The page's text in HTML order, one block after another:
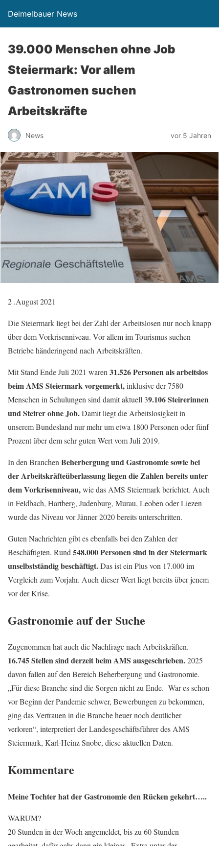
Deimelbauer News
39.000 Menschen ohne Job
Steiermark: Vor allem
Gastronomen suchen
Arbeitskräfte
News vor 5 Jahren
2 .August 2021
Die Steiermark liegt bei der Zahl der Arbeitslosen nur noch knapp
über dem Vorkrisenniveau. Vor allem im Tourismus suchen
Betriebe händeringend nach Arbeitskräften.
Mit Stand Ende Juli 2021 waren 31.526 Personen als arbeitslos
beim AMS Steiermark vorgemerkt,inklusive der 7580
Menschen in Schulungen sind damit aktuell 39.106 Steirerinnen
und Steirer ohne Job.Damit liegt die Arbeitslosigkeit in
unserem Bundesland nur mehr um etwa 1800 Personen oder fünf
Prozent über dem sehr guten Wert vom Juli 2019.
In den Branchen Beherbergung und Gastronomie sowie bei
der Arbeitskräfteüberlassung liegen die Zahlen bereits unter
dem Vorkrisenniveau,wie das AMS Steiermark berichtet. Auch
in Feldbach, Hartberg, Judenburg, Murau, Leoben oder Liezen
wurde das Niveau vor Jänner 2020 bereits unterschritten.
Guten Nachrichten gibt es ebenfalls bei den Zahlen der
Beschäftigten. Rund 548.000 Personen sind in der Steiermark
unselbstständig beschäftigt.Das ist ein Plus von 17.000 im
Vergleich zum Vorjahr. Auch dieser Wert liegt bereits über jenem
vor der Krise.
Gastronomie auf der Suche
Zugenommen hat auch die Nachfrage nach Arbeitskräften.
16.745 Stellen sind derzeit beim AMS ausgeschrieben.2025
davon fallen auf den Bereich Beherbergung und Gastronomie.
„Für diese Branche sind die Sorgen nicht zu Ende. War es schon
vor Beginn der Pandemie schwer, Bewerbungen zu bekommen,
ging das Vertrauen in die Branche heuer noch deutlicher
verloren“, interpretiert der Landesgeschäftsführer des AMS
Steiermark, Karl-Heinz Snobe, diese aktuellen Daten.
Kommentare
Meine Tochter hat der Gastronomie den Rücken gekehrt…..
WARUM?
20 Stunden in der Woch angemeldet, bis zu 60 Stunden